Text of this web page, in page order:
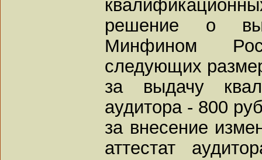
решение о
Минфином
следующих
за выдачу
аудитора - 800
за внесение
аттестат